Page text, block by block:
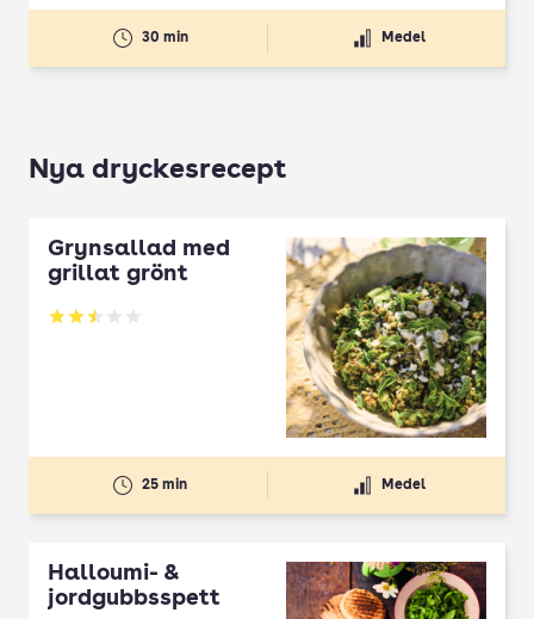
30 min Medel
Nya dryckesrecept
Grynsallad med
grillat grönt
Betyg: 2.5 av 5
25 min Medel
Halloumi- &
jordgubbsspett